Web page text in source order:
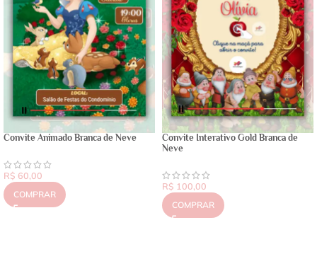
Convite Animado Branca de Neve
R$ 60,00
COMPRAR
Convite Interativo Gold Branca de
Neve
R$ 100,00
COMPRAR